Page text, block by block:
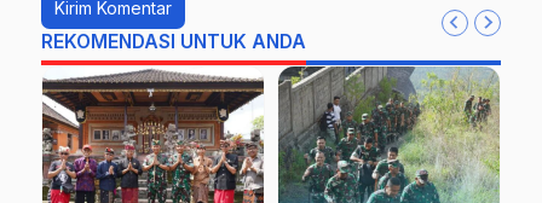
REKOMENDASI UNTUK ANDA